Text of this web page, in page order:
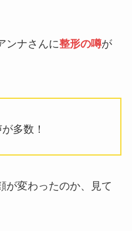
ンナさんに整形の噂が
多数！
が変わったのか、見て